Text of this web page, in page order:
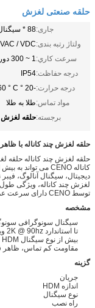
حلقه صنعتی لغزش
جاری:88 * سیگنال معمولی، 6 * سیگنال فرکانس اولتراسونیک
ولتاژ رتبه بندی:/ VDC
سرعت کاري:1 ~ 300 دور در دقیقه
درجه حفاظت:IP54
درجه حرارت:-20 ° C ~ + 60 ° C
مواد تماس:طلا به طلا
برجسته:حلقه لغزش
حلقه لغزش چند کاناله با
دیجیتال، سیگنال آنالوگ،
لغزش چند کاناله، ویژگی
توسط CENO دارای سرعت عملیاتی اختیاری است، حتی تا 2000 چرخش در دقیقه.
مشخصه
سیگنال سونوگرافی
تا استاندارد 2K @ 90hz ویدیو، هیچ صفحه نمایش فلش و بدون از دست دادن قاب
بیش از نوع سیگنال HDM و SDI
مقاومت کم تماس، ظاهر
گزینه
جریان
اندازه HDM
نوع سیگنال
راه نصب